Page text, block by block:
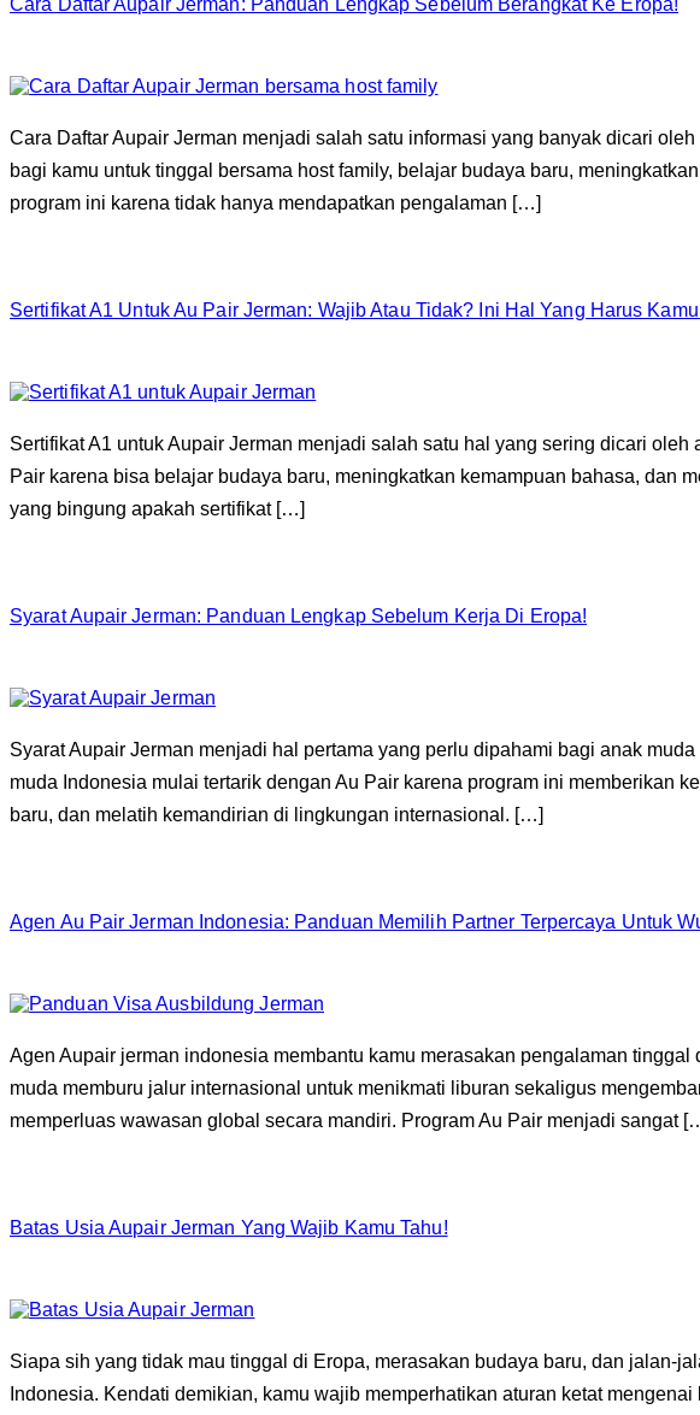
Cara Daftar Aupair Jerman menjadi salah satu informasi yang banyak dicari
bagi kamu untuk tinggal bersama host family, belajar budaya baru,
program ini karena tidak hanya mendapatkan pengalaman […]
Sertifikat A1 Untuk Au Pair Jerman: Wajib Atau Tidak? Ini Hal Yang Harus
Sertifikat A1 untuk Aupair Jerman menjadi salah satu hal yang sering dicari
Pair karena bisa belajar budaya baru, meningkatkan kemampuan bahasa, dan
yang bingung apakah sertifikat […]
Syarat Aupair Jerman: Panduan Lengkap Sebelum Kerja Di Eropa!
Syarat Aupair Jerman menjadi hal pertama yang perlu dipahami bagi anak
muda Indonesia mulai tertarik dengan Au Pair karena program ini memberikan
baru, dan melatih kemandirian di lingkungan internasional. […]
Agen Au Pair Jerman Indonesia: Panduan Memilih Partner Terpercaya Untuk
Agen Aupair jerman indonesia membantu kamu merasakan pengalaman
muda memburu jalur internasional untuk menikmati liburan sekaligus
memperluas wawasan global secara mandiri. Program Au Pair menjadi sangat
Batas Usia Aupair Jerman Yang Wajib Kamu Tahu!
Siapa sih yang tidak mau tinggal di Eropa, merasakan budaya baru, dan jalan-
Indonesia. Kendati demikian, kamu wajib memperhatikan aturan ketat